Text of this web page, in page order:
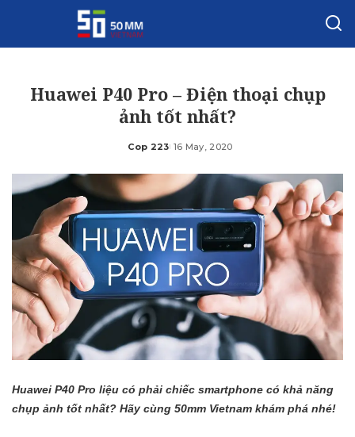
Huawei P40 Pro – Điện thoại chụp
ảnh tốt nhất?
Posted
Cop 223 16 May, 2020
Huawei P40 Pro liệu có phải chiếc smartphone có khả năng
chụp ảnh tốt nhất? Hãy cùng 50mm Vietnam khám phá nhé!